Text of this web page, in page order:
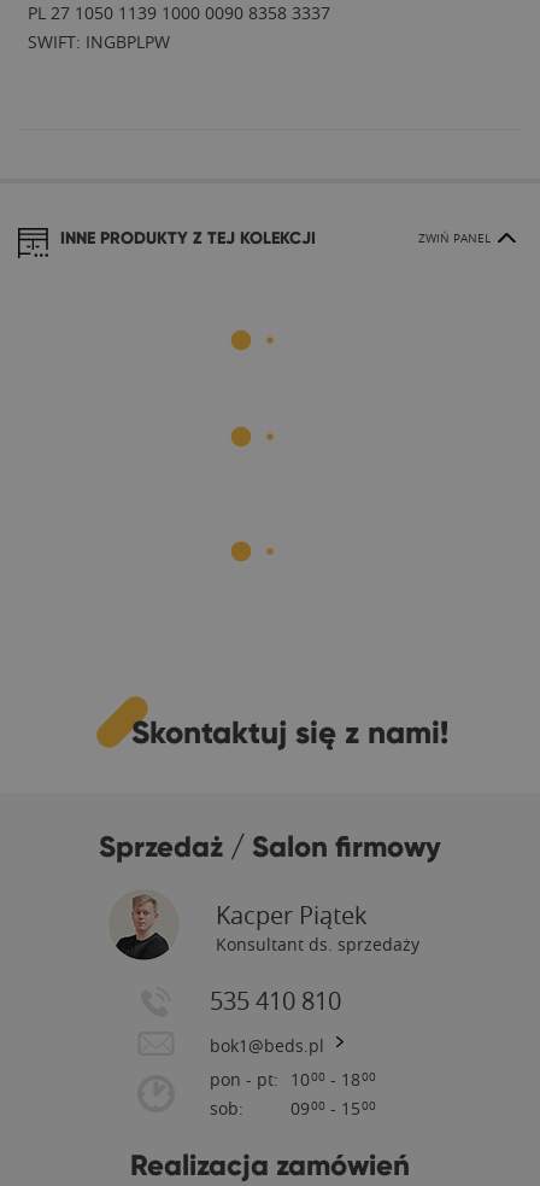
PL 27 1050 1139 1000 0090 8358 3337
SWIFT: INGBPLPW
INNE PRODUKTY Z TEJ KOLEKCJI ZWIŃ PANEL
Skontaktuj się z nami!
Sprzedaż / Salon firmowy
Kacper Piątek
Konsultant ds. sprzedaży
535 410 810
bok1@beds.pl
pon - pt:
sob:
1000 - 1800
0900 - 1500
Realizacja zamówień